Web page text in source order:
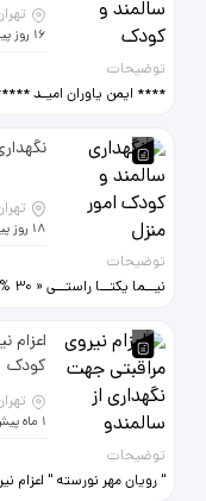
16 روز پیش
توضیحات
همیاران به منازل ✔
✔ شبانه روزی یا پاره وقت
02177572139 و 02144651243
18 روز پیش
توضیحات
شماره ثبت(40528) شمال
66575411 تمام نقاط 09120535184
اعزام
کودک
1 ماه پیش
توضیحات
" رویان مهر نورسته " اعزام